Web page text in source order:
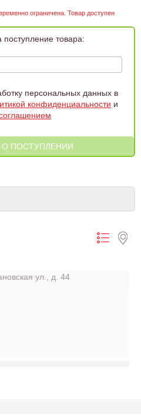
ограничена. Товар доступен
поступление товара:
персональных данных в
конфиденциальности и
ул., д. 44